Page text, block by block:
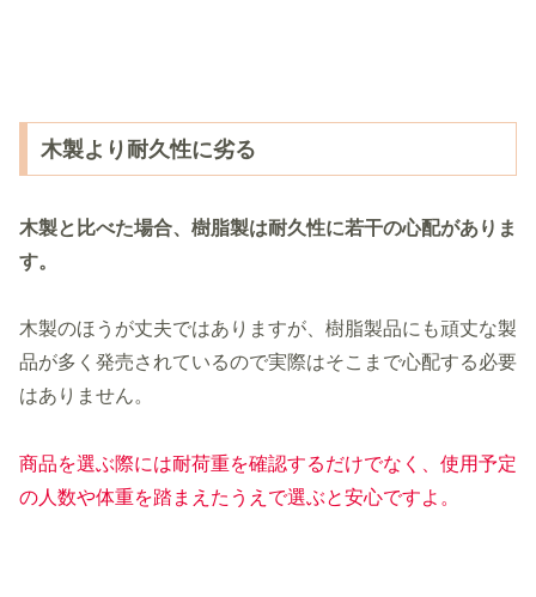
木製より耐久性に劣る
木製と比べた場合、樹脂製は耐久性に若干の心配がありま
す。
木製のほうが丈夫ではありますが、樹脂製品にも頑丈な製
品が多く発売されているので実際はそこまで心配する必要
はありません。
商品を選ぶ際には耐荷重を確認するだけでなく、使用予定
の人数や体重を踏まえたうえで選ぶと安心ですよ。